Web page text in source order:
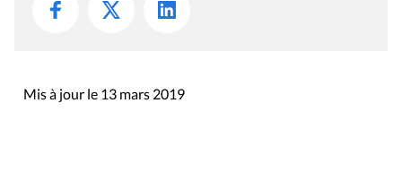
Mis à jour le 13 mars 2019